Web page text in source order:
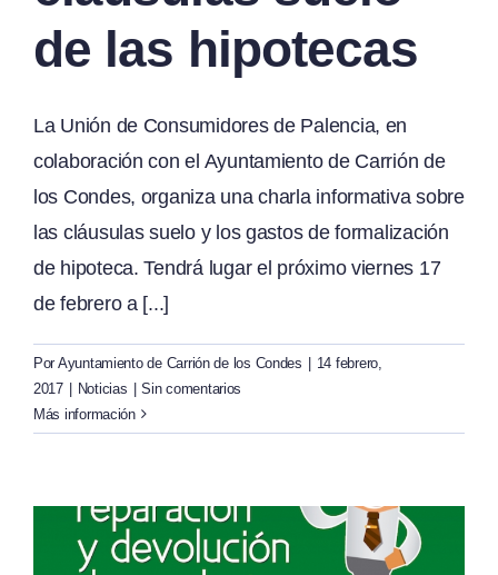
de las hipotecas
La Unión de Consumidores de Palencia, en
colaboración con el Ayuntamiento de Carrión de
los Condes, organiza una charla informativa sobre
las cláusulas suelo y los gastos de formalización
de hipoteca. Tendrá lugar el próximo viernes 17
de febrero a [...]
Por Ayuntamiento de Carrión de los Condes | 14 febrero,
2017 | Noticias | Sin comentarios
Más información